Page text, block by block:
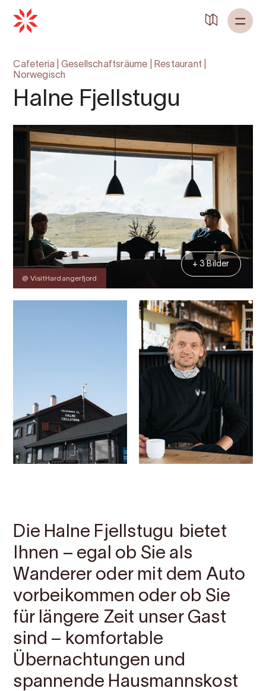
Cafeteria Gesellschaftsräume Restaurant
Norwegisch
Halne Fjellstugu
@ VisitHardangerfjord
+ 3 Bilder
Die Halne Fjellstugu bietet
Ihnen – egal ob Sie als
Wanderer oder mit dem Auto
vorbeikommen oder ob Sie
für längere Zeit unser Gast
sind – komfortable
Übernachtungen und
spannende Hausmannskost